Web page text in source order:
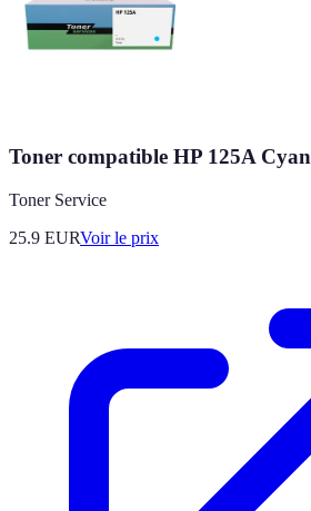
Toner compatible HP 125A Cyan
Toner Service
25.9 EURVoir le prix